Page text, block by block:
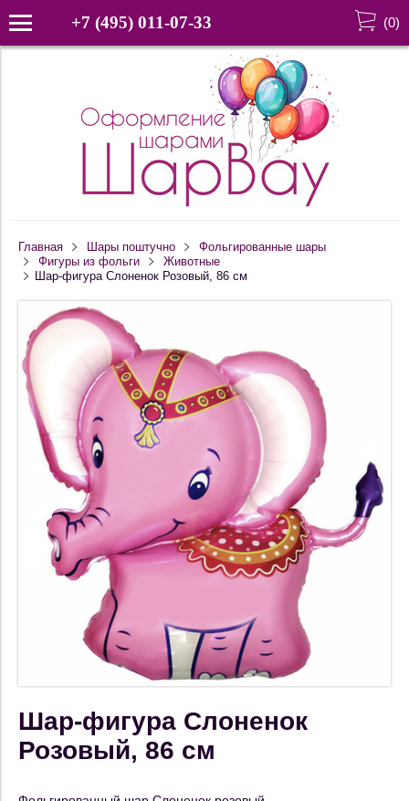
+7 (495) 011-07-33 (0)
Главная Шары поштучно
Фольгированные шары
Фигуры из фольги
Животные
Шар-фигура Слоненок Розовый, 86 см
Шар-фигура Слоненок
Розовый, 86 см